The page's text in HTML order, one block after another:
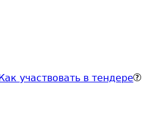
участвовать в тендере